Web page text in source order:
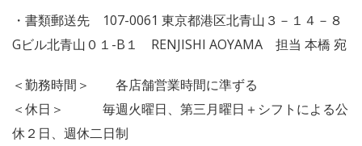
・書類郵送先 107-0061 東京都港区北青山３－１４－８
Gビル北青山０１-B１ RENJISHI AOYAMA 担当 本橋 宛
＜勤務時間＞ 各店舗営業時間に準ずる
＜休日＞ 毎週火曜日、第三月曜日＋シフトによる公
休２日、週休二日制